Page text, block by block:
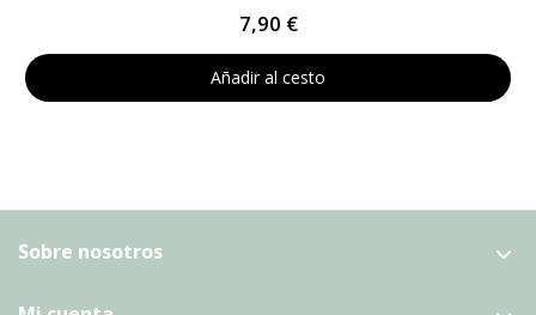
7,90 €
Añadir al cesto
Sobre nosotros